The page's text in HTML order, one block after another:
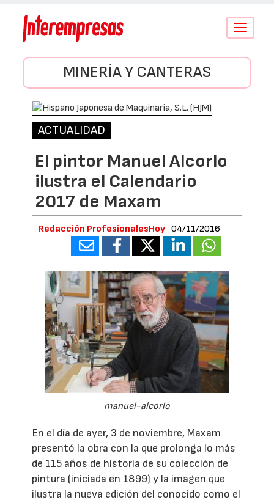
Conmutar
MINERÍA Y CANTERAS
ACTUALIDAD
El pintor Manuel Alcorlo
ilustra el Calendario
2017 de Maxam
Redacción ProfesionalesHoy 04/11/2016
manuel-alcorlo
En el día de ayer, 3 de noviembre, Maxam
presentó la obra con la que prolonga lo más
de 115 años de historia de su colección de
pintura (iniciada en 1899) y la imagen que
ilustra la nueva edición del conocido como el